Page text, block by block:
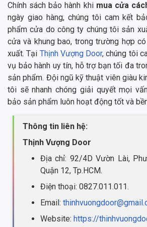
Chính sách bảo hành khi mua cửa
ngày giao hàng, chúng tôi cam kết
phẩm cửa do công ty chúng tôi sản
cửa và khung bao, trong trường hợp
xuất. Tại Thịnh Vượng Door, chúng tôi
vụ bảo hành uy tín, hỗ trợ bạn tối đa
sản phẩm. Đội ngũ kỹ thuật viên giàu
tôi sẽ nhanh chóng giải quyết mọi
bảo sản phẩm luôn hoạt động tốt và
Thông tin liên hệ:
Thịnh Vượng Door
Địa chỉ: 92/4D Vườn Lài,
Quận 12, Tp.HCM.
Điện thoại: 0827.011.011.
Email:
Website: https://